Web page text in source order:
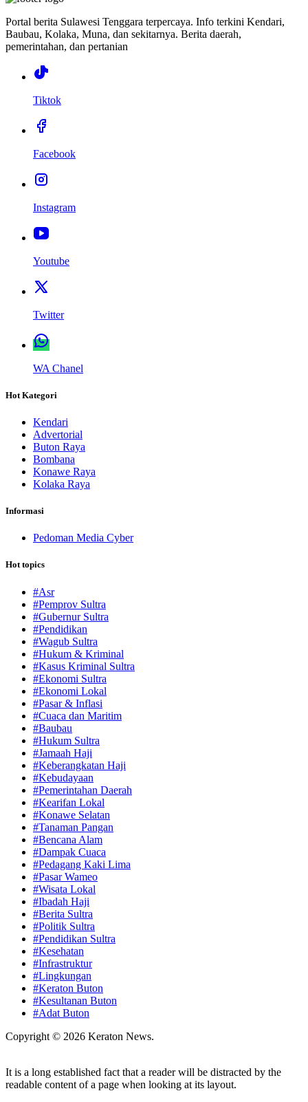
Portal berita Sulawesi Tenggara terpercaya. Info terkini Kendari,
Baubau, Kolaka, Muna, dan sekitarnya. Berita daerah,
pemerintahan, dan pertanian
Tiktok
Facebook
Instagram
Youtube
Twitter
WA Chanel
Hot Kategori
Kendari
Advertorial
Buton Raya
Bombana
Konawe Raya
Kolaka Raya
Informasi
Pedoman Media Cyber
Hot topics
#Asr
#Pemprov Sultra
#Gubernur Sultra
#Pendidikan
#Wagub Sultra
#Hukum & Kriminal
#Kasus Kriminal Sultra
#Ekonomi Sultra
#Ekonomi Lokal
#Pasar & Inflasi
#Cuaca dan Maritim
#Baubau
#Hukum Sultra
#Jamaah Haji
#Keberangkatan Haji
#Kebudayaan
#Pemerintahan Daerah
#Kearifan Lokal
#Konawe Selatan
#Tanaman Pangan
#Bencana Alam
#Dampak Cuaca
#Pedagang Kaki Lima
#Pasar Wameo
#Wisata Lokal
#Ibadah Haji
#Berita Sultra
#Politik Sultra
#Pendidikan Sultra
#Kesehatan
#Infrastruktur
#Lingkungan
#Keraton Buton
#Kesultanan Buton
#Adat Buton
Copyright © 2026 Keraton News.
It is a long established fact that a reader will be distracted by the
readable content of a page when looking at its layout.